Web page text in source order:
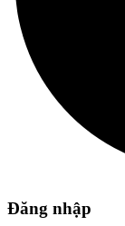
Đăng nhập